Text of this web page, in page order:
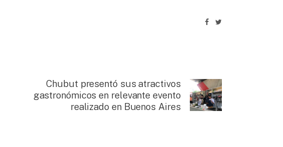
Chubut presentó sus atractivos
gastronómicos en relevante evento
realizado en Buenos Aires